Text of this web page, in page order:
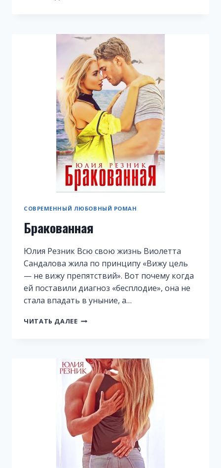
СОВРЕМЕННЫЙ ЛЮБОВНЫЙ РОМАН
Бракованная
Юлия Резник Всю свою жизнь Виолетта
Сандалова жила по принципу «Вижу цель
— не вижу препятствий». Вот почему когда
ей поставили диагноз «бесплодие», она не
стала впадать в уныние, а…
ЧИТАТЬ ДАЛЕЕ БРАКОВАННАЯ